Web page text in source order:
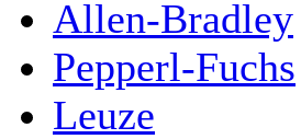
Allen-Bradley
Pepperl-Fuchs
Leuze